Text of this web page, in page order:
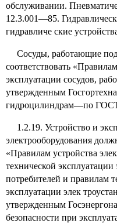
обслуживании.
12.3.001—85.
гидравличе ские
Сосуды, работающие
соответствовать
эксплуатации сосудов,
утвержденным
гидроцилиндрам—по
1.2.19. Устройство и
электрооборудования
«Правилам устройства
технической эксплуатации
потребителей и правилам
эксплуатации элек
утвержденным
безопасности при